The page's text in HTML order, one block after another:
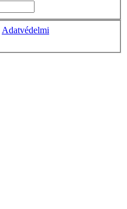
Adatvédelmi